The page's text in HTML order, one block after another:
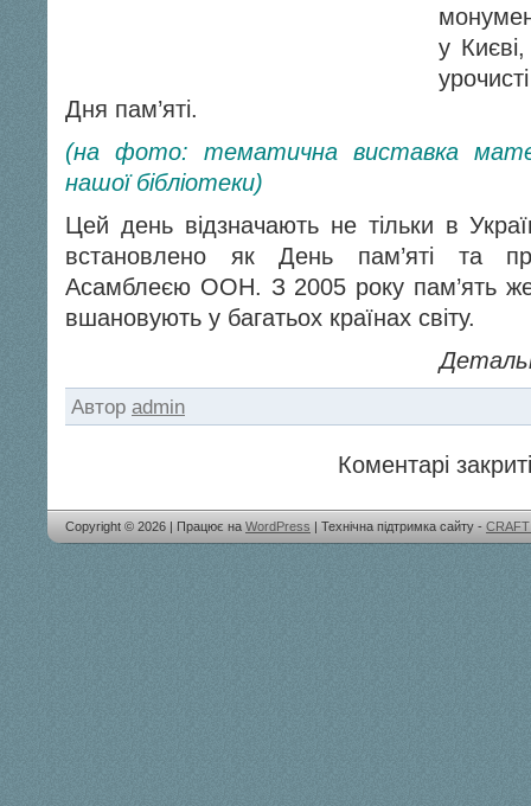
у
Дня пам’яті.
(на фото: тематична виставка
нашої бібліотеки)
Цей день відзначають не тільки в
встановлено як День пам’яті та
Асамблеєю ООН. З 2005 року пам’ять
вшановують у багатьох країнах світу.
Автор admin
Коментарі
Copyright © 2026 | Працює на WordPress | Технічна підтримка сайту -